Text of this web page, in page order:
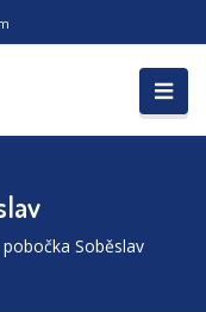
pobočka Soběslav